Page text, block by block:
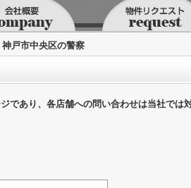
神戸市中央区の警察
であり、各店舗への問い合わせは当社では